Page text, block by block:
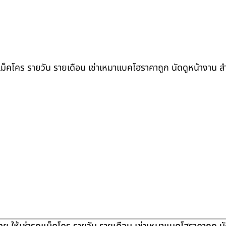
โคร รายวัน รายเดือน เช่าเหมาแบคโฮราคาถูก นัดดูหน้างาน ส